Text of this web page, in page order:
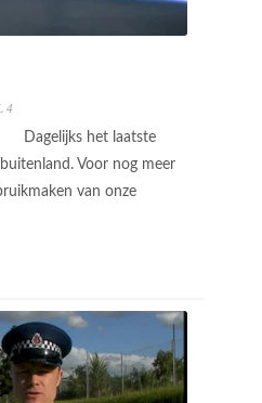
4
Dagelijks het laatste
Voor nog meer
van onze